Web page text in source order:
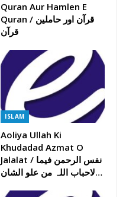
Quran Aur Hamlen E
Quran / قرآن اور حاملین
قرآن
ISLAM
Aoliya Ullah Ki
Khudadad Azmat O
Jalalat / نفس الرحمن فیما
لاحباب اللہ من علو الشان…